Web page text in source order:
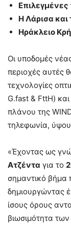
Επιλεγμένες
Η Λάρισα και
Ηράκλειο
Οι υποδομές
περιοχές αυτές
τεχνολογίες
G.fast & FttH)
πλάνου της
τηλεφωνία,
«Έχοντας ως
Ατζέντα για το
σημαντικό βήμα
δημιουργώντας
ίσους όρους
βιωσιμότητα